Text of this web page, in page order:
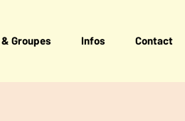
Groupes Infos Contact